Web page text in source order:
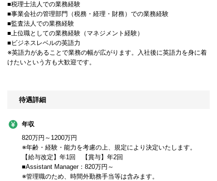
■税理士法人での業務経験
■事業会社の管理部門（税務・経理・財務）での業務経験
■監査法人での業務経験
■上位職としての業務経験（マネジメント経験）
■ビジネスレベルの英語力
※英語力があることで業務の幅が広がります。入社後に英語力を身に着
けたいという方も大歓迎です。
待遇詳細
年収
820万円～1200万円
※年齢・経験・能力を考慮の上、規定により決定いたします。
【給与改定】年1回 【賞与】年2回
■Assistant Manager：820万円～
※管理職のため、時間外勤務手当等は含みます。